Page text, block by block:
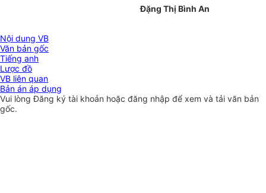
Đặng Thị Bình An
Nội dung VB
Văn bản gốc
Tiếng anh
Lược đồ
VB liên quan
Bản án áp dụng
Vui lòngĐăng ký tài khoản hoặc đăng nhập để xem và tải văn bản
gốc.